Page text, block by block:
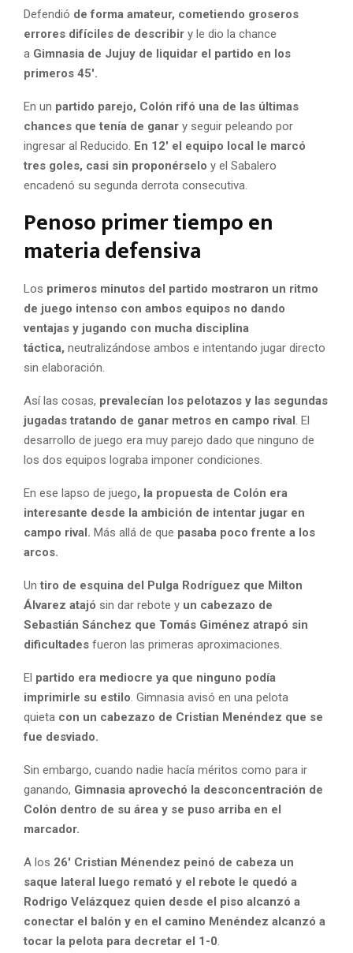
Defendió de forma amateur, cometiendo groseros
errores difíciles de describir y le dio la chance
a Gimnasia de Jujuy de liquidar el partido en los
primeros 45′.
En un partido parejo, Colón rifó una de las últimas
chances que tenía de ganar y seguir peleando por
ingresar al Reducido. En 12′ el equipo local le marcó
tres goles, casi sin proponérselo y el Sabalero
encadenó su segunda derrota consecutiva.
Penoso primer tiempo en
materia defensiva
Los primeros minutos del partido mostraron un ritmo
de juego intenso con ambos equipos no dando
ventajas y jugando con mucha disciplina
táctica, neutralizándose ambos e intentando jugar directo
sin elaboración.
Así las cosas, prevalecían los pelotazos y las segundas
jugadas tratando de ganar metros en campo rival. El
desarrollo de juego era muy parejo dado que ninguno de
los dos equipos lograba imponer condiciones.
En ese lapso de juego, la propuesta de Colón era
interesante desde la ambición de intentar jugar en
campo rival. Más allá de que pasaba poco frente a los
arcos.
Un tiro de esquina del Pulga Rodríguez que Milton
Álvarez atajó sin dar rebote y un cabezazo de
Sebastián Sánchez que Tomás Giménez atrapó sin
dificultades fueron las primeras aproximaciones.
El partido era mediocre ya que ninguno podía
imprimirle su estilo. Gimnasia avisó en una pelota
quieta con un cabezazo de Cristian Menéndez que se
fue desviado.
Sin embargo, cuando nadie hacía méritos como para ir
ganando, Gimnasia aprovechó la desconcentración de
Colón dentro de su área y se puso arriba en el
marcador.
A los 26′ Cristian Ménendez peinó de cabeza un
saque lateral luego remató y el rebote le quedó a
Rodrigo Velázquez quien desde el piso alcanzó a
conectar el balón y en el camino Menéndez alcanzó a
tocar la pelota para decretar el 1-0.